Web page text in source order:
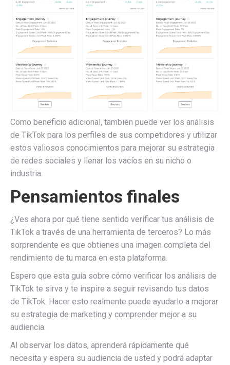
Como beneficio adicional, también puede ver los análisis
de TikTok para los perfiles de sus competidores y utilizar
estos valiosos conocimientos para mejorar su estrategia
de redes sociales y llenar los vacíos en su nicho o
industria.
Pensamientos finales
¿Ves ahora por qué tiene sentido verificar tus análisis de
TikTok a través de una herramienta de terceros? Lo más
sorprendente es que obtienes una imagen completa del
rendimiento de tu marca en esta plataforma.
Espero que esta guía sobre cómo verificar los análisis de
TikTok te sirva y te inspire a seguir revisando tus datos
de TikTok. Hacer esto realmente puede ayudarlo a mejorar
su estrategia de marketing y comprender mejor a su
audiencia.
Al observar los datos, aprenderá rápidamente qué
necesita y espera su audiencia de usted y podrá adaptar